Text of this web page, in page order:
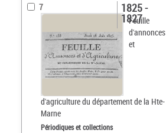
7
Feuille
d'annonces
et
d'agriculture du département de la Hte-
Marne
1825 -
1827
Périodiques et collections